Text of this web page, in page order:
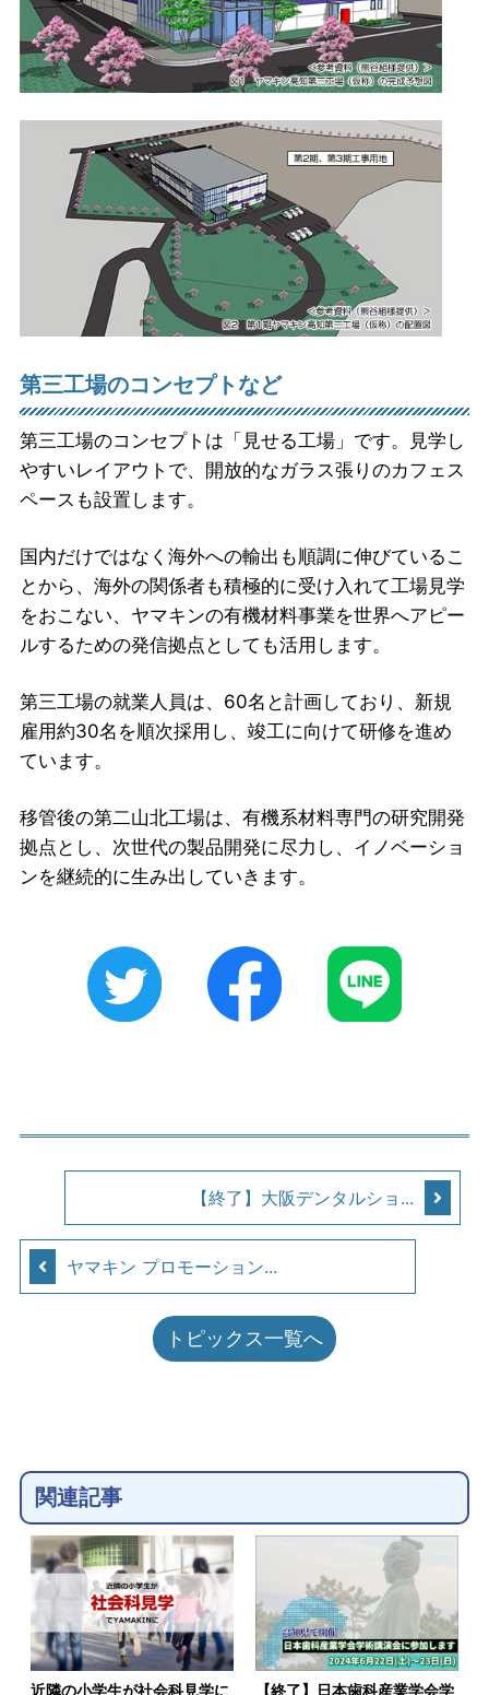
第三工場のコンセプトなど
第三工場のコンセプトは「見せる工場」です。見学し
やすいレイアウトで、開放的なガラス張りのカフェス
ペースも設置します。
国内だけではなく海外への輸出も順調に伸びているこ
とから、海外の関係者も積極的に受け入れて工場見学
をおこない、ヤマキンの有機材料事業を世界へアピー
ルするための発信拠点としても活用します。
第三工場の就業人員は、60名と計画しており、新規
雇用約30名を順次採用し、竣工に向けて研修を進め
ています。
移管後の第二山北工場は、有機系材料専門の研究開発
拠点とし、次世代の製品開発に尽力し、イノベーショ
ンを継続的に生み出していきます。
【終了】大阪デンタルショ...
ヤマキン プロモーション...
トピックス一覧へ
関連記事
近隣の小学生が社会科見学に 【終了】日本歯科産業学会学